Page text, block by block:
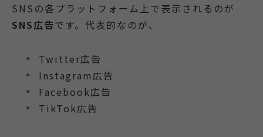
SNSの各プラットフォーム上で表示されるのが
SNS広告です。代表的なのが、
Twitter広告
Instagram広告
Facebook広告
TikTok広告